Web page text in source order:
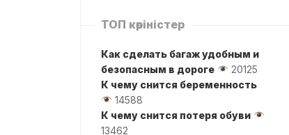
ТОП көріністер
Как сделать багаж удобным и
безопасным в дороге
20125
К чему снится беременность
14588
К чему снится потеря обуви
13462